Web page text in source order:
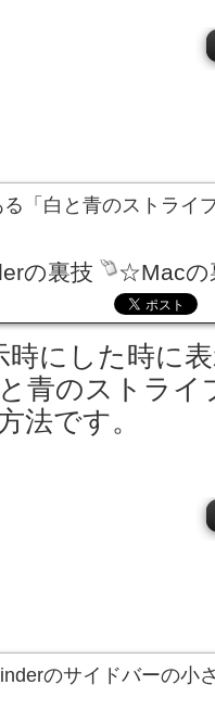
「白と青のストライ
の裏技 ☆Macの
時にした時に
青のストライ
法です。
のサイドバーの小